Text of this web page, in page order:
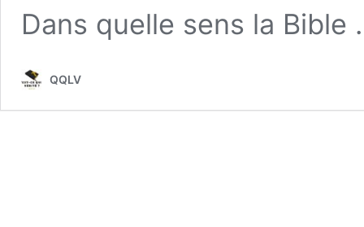
Dans quelle sens la
QQLV